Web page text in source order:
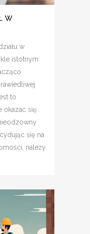
W
w
istotnym
to
okazać się
się na
należy